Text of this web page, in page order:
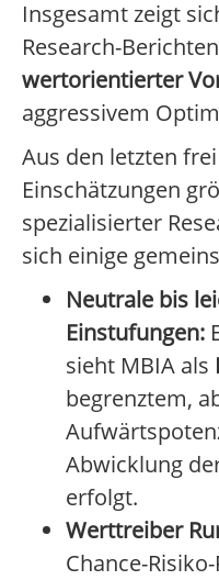
Insgesamt zeigt
Research-
wertorientierter
aggressivem
Aus den letzten
Einschätzungen
spezialisierter
sich einige
Neutrale bis
Einstufungen:
sieht MBIA als
begrenztem,
Abwicklung
erfolgt.
Werttreiber
Chance-